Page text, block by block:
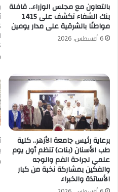
بالتعاون مع مجلس الوزراء.. قافلة
بنك الشفاء تكشف على 1415
مواطنًا بالشرقية على مدار يومين
6 أغسطس، 2026
برعاية رئيس جامعة الأزهر.. كلية
طب الأسنان (بنات) تنظم أول يوم
علمي لجراحة الفم والوجه
والفكين بمشاركة نخبة من كبار
الأساتذة والخبراء